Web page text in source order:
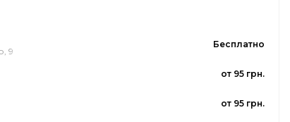
9
Бесплатно
от 95 грн.
от 95 грн.